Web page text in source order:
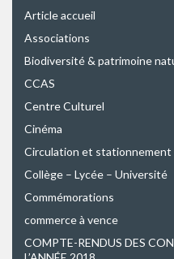
Article accueil
Associations
Biodiversité & patrimoine
CCAS
Centre Culturel
Cinéma
Circulation et stationnement
Collège – Lycée – Université
Commémorations
commerce à vence
COMPTE-RENDUS DES